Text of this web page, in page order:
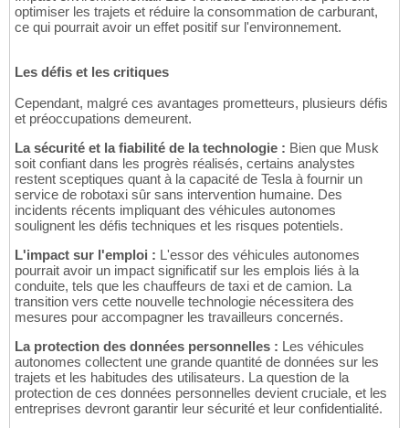
optimiser les trajets et réduire la consommation de carburant,
ce qui pourrait avoir un effet positif sur l'environnement.
Les défis et les critiques
Cependant, malgré ces avantages prometteurs, plusieurs défis
et préoccupations demeurent.
La sécurité et la fiabilité de la technologie : Bien que Musk
soit confiant dans les progrès réalisés, certains analystes
restent sceptiques quant à la capacité de Tesla à fournir un
service de robotaxi sûr sans intervention humaine. Des
incidents récents impliquant des véhicules autonomes
soulignent les défis techniques et les risques potentiels.
L'impact sur l'emploi : L'essor des véhicules autonomes
pourrait avoir un impact significatif sur les emplois liés à la
conduite, tels que les chauffeurs de taxi et de camion. La
transition vers cette nouvelle technologie nécessitera des
mesures pour accompagner les travailleurs concernés.
La protection des données personnelles : Les véhicules
autonomes collectent une grande quantité de données sur les
trajets et les habitudes des utilisateurs. La question de la
protection de ces données personnelles devient cruciale, et les
entreprises devront garantir leur sécurité et leur confidentialité.